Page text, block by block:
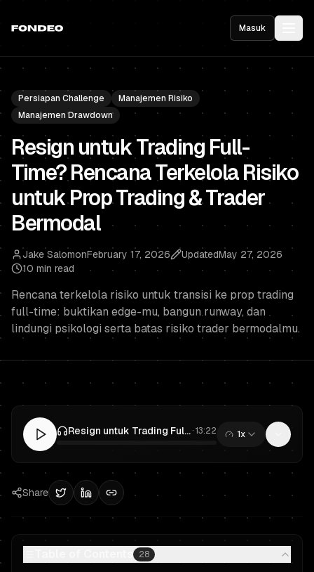
Masuk
Persiapan Challenge
Manajemen Risiko
Manajemen Drawdown
Resign untuk Trading Full-
Time? Rencana Terkelola Risiko
untuk Prop Trading & Trader
Bermodal
Jake SalomonFebruary 17, 2026 UpdatedMay 27, 2026
10 min read
Rencana terkelola risiko untuk transisi ke prop trading
full-time: buktikan edge-mu, bangun runway, dan
lindungi psikologi serta batas risiko trader bermodalmu.
Resign untuk Trading Full-Time? Rencana Terkelola Risiko untuk Prop Trading & Trader Bermodal·13:22 1x
Share
28